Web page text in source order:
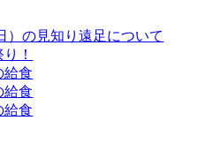
）の見知り遠足について
！
給食
給食
給食